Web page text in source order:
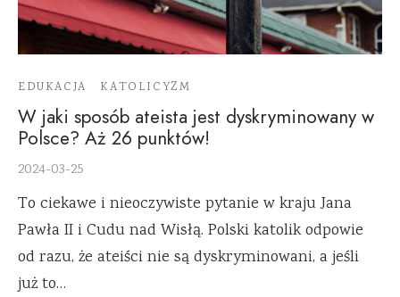
EDUKACJA KATOLICYZM
W jaki sposób ateista jest dyskryminowany w
Polsce? Aż 26 punktów!
2024-03-25
To ciekawe i nieoczywiste pytanie w kraju Jana
Pawła II i Cudu nad Wisłą. Polski katolik odpowie
od razu, że ateiści nie są dyskryminowani, a jeśli
już to…